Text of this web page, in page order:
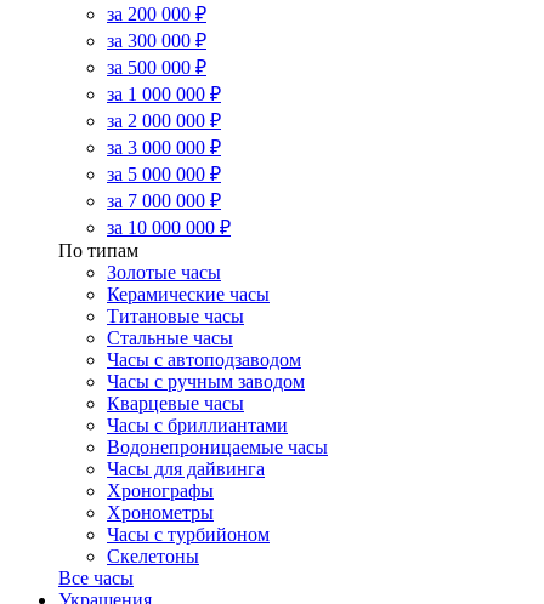
за 200 000 ₽
за 300 000 ₽
за 500 000 ₽
за 1 000 000 ₽
за 2 000 000 ₽
за 3 000 000 ₽
за 5 000 000 ₽
за 7 000 000 ₽
за 10 000 000 ₽
По типам
Золотые часы
Керамические часы
Титановые часы
Стальные часы
Часы с автоподзаводом
Часы с ручным заводом
Кварцевые часы
Часы с бриллиантами
Водонепроницаемые часы
Часы для дайвинга
Хронографы
Хронометры
Часы с турбийоном
Скелетоны
Все часы